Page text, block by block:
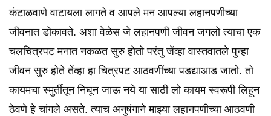
कंटाळवाणे वाटायला लागते व आपले मन आपल्या लहानपणीच्या
जीवनात डोकावते. अशा वेळेस जे लहानपणी जीवन जगलो त्याचा एक
चलचित्रपट मनात नकळत सुरु होतो परंतु जेंव्हा वास्तवातले पुन्हा
जीवन सुरु होते तेंव्हा हा चित्रपट आठवणींच्या पडद्याआड जातो. तो
कायमचा स्मुर्तीतून निघून जाऊ नये या साठी लो कायम स्वरूपी लिहून
ठेवणे हे चांगले असते. त्याच अनुषंगाने माझ्या लहानपणीच्या आठवणी